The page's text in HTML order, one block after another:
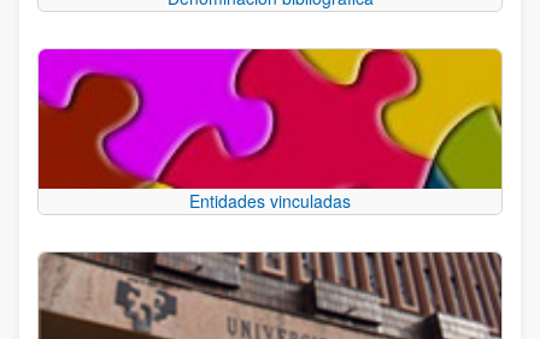
Entidades vinculadas